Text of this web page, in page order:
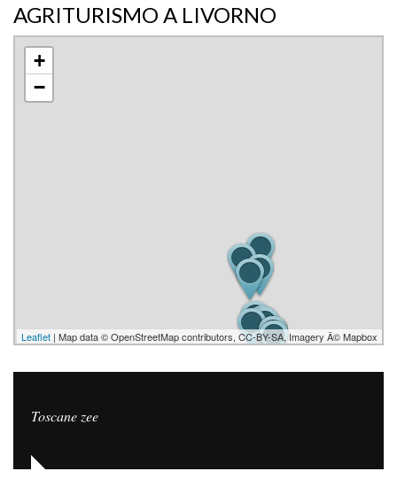
AGRITURISMO A LIVORNO
+
−
Leaflet | Map data © OpenStreetMap contributors, CC-BY-SA, Imagery Â© Mapbox
Toscane zee